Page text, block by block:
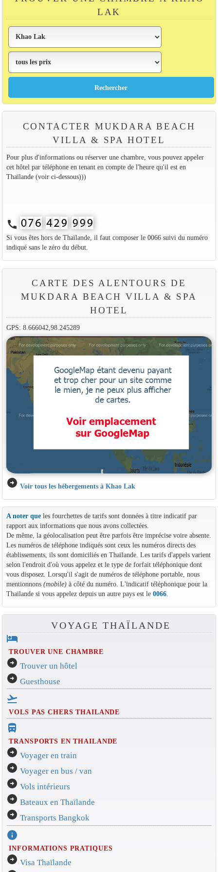
LAK
CONTACTER MUKDARA BEACH
VILLA & SPA HOTEL
Pour plus d'informations ou réserver une chambre, vous pouvez appeler
cet hôtel par téléphone en tenant en compte de l'heure qu'il est en
Thaïlande (voir ci-dessous)))
call
Si vous êtes hors de Thaïlande, il faut composer le 0066 suivi du numéro
indiqué sans le zéro du début.
CARTE DES ALENTOURS DE
MUKDARA BEACH VILLA & SPA
HOTEL
GPS: 8.666042,98.245289
arrow_circle_right Voir tous les hébergements à Khao Lak
A noter queles fourchettes de tarifs sont données à titre indicatif par
rapport aux informations que nous avons collectées.
De même, la géolocalisation peut être parfois être imprécise voire absente.
Les numéros de téléphone indiqués sont ceux les numéros directs des
établissements, ils sont domiciliés en Thaïlande. Les tarifs d'appels varient
selon l'endroit d'où vous appelez et le type de forfait téléphonique dont
vous disposez. Lorsqu'il s'agit de numéros de téléphone portable, nous
mentionnons (mobile)à côté du numéro. L'indicatif téléphonique pour la
Thaïlande si vous appelez depuis un autre pays est le 0066.
VOYAGE THAÏLANDE
hotel
TROUVER UNE CHAMBRE
arrow_circle_right Trouver un hôtel
arrow_circle_right Guesthouse
flight_takeoff
VOLS PAS CHERS THAILANDE
directions_bus_filled
TRANSPORTS EN THAILANDE
arrow_circle_right Voyager en train
arrow_circle_right Voyager en bus / van
arrow_circle_right Vols intérieurs
arrow_circle_right Bateaux en Thaïlande
arrow_circle_right Transports Bangkok
info
INFORMATIONS PRATIQUES
arrow_circle_right Visa Thaïlande